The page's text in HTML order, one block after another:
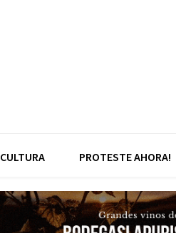
CULTURA PROTESTE AHORA!